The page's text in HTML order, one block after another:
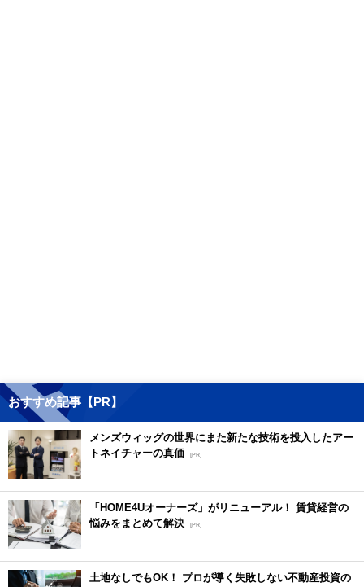
おすすめ記事【PR】
メンズウィッグの世界にまた新たな技術を投入したアー
トネイチャーの真価 [PR]
「HOME4Uオーナーズ」がリニューアル！ 賃貸経営の
悩みをまとめて解決 [PR]
土地なしでもOK！ プロが導く失敗しない不動産投資の